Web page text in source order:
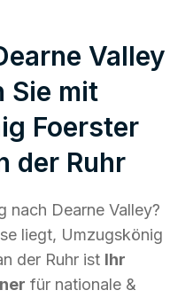
Valley
Sie mit
Foerster
der Ruhr
nach Dearne Valley?
liegt, Umzugskönig
der Ruhr ist Ihr
für nationale &